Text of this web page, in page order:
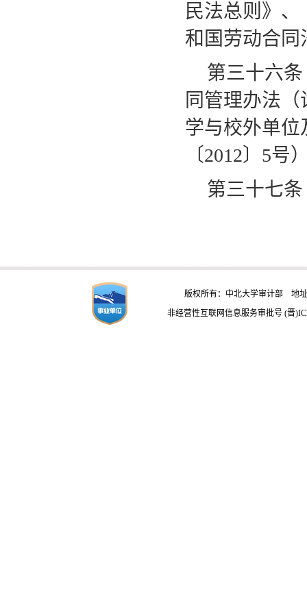
民法总则》
和国劳动合同
第三十六条
同管理办法
学与校外单
〔2012〕5号
第三十七条
版权所有：中北大学审计部 地址
非经营性互联网信息服务审批号 (晋